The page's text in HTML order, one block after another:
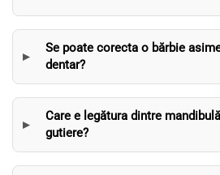
Se poate corecta o bărbie
dentar?
Care e legătura dintre
gutiere?